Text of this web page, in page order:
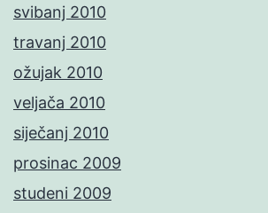
svibanj 2010
travanj 2010
ožujak 2010
veljača 2010
siječanj 2010
prosinac 2009
studeni 2009